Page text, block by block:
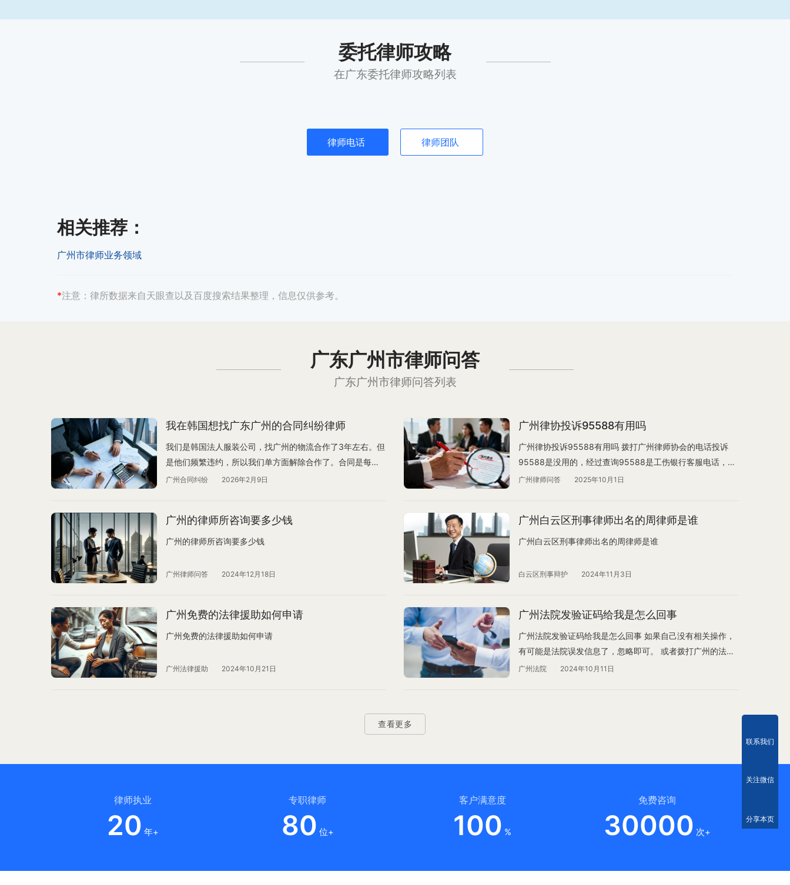
委托律师攻略
在广东委托律师攻略列表
律师电话 律师团队
相关推荐 ：
广州市律师业务领域
*注意： 律所数据来自天眼查以及百度搜索结果整理，信息仅供参考。
广东广州市律师问答
广东广州市律师问答列表
我在韩国想找广东广州的合同纠纷律师
我们是韩国法人服装公司，找广州的物流合作了3年左右。但
是他们频繁违约，所以我们单方面解除合作了。合同是每年
自动延期，他们想我们要求剩下合同那几个月的补偿。但是
我们错过买卖季节,那批货是羽绒服,现在已经晚了。错过交货
时间。合同上写写有争议时按照我方所在管辖权法院解决就
们50W人民币，但是他们不执行是不是也可以？或者我们可
广州合同纠纷 2026年2月9日
广州律协投诉95588有用吗
广州律协投诉95588有用吗 拨打广州律师协会的电话投诉
95588是没用的，经过查询95588是工伤银行客服电话，您
可以直接拨打95588选择投诉分机号。
广州律师问答 2025年10月1日
广州的律师所咨询要多少钱
广州的律师所咨询要多少钱
广州律师问答 2024年12月18日
广州白云区刑事律师出名的周律师是谁
广州白云区刑事律师出名的周律师是谁
白云区刑事辩护 2024年11月3日
广州免费的法律援助如何申请
广州免费的法律援助如何申请
广州法律援助 2024年10月21日
广州法院发验证码给我是怎么回事
广州法院发验证码给我是怎么回事 如果自己没有相关操作，
有可能是法院误发信息了，忽略即可。 或者拨打广州的法院
电话咨询一下情况。 您可以点击下方链接查询广州各区法院
广州法院 2024年10月11日
查看更多
律师执业
20 年+
专职律师
80 位+
客户满意度
100 %
免费咨询
30000 次+
联系我们
关注微信
分享本页